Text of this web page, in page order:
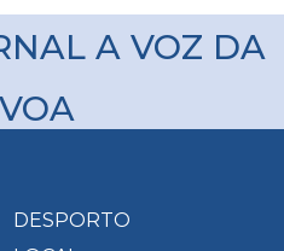
A VOZ DA
DESPORTO